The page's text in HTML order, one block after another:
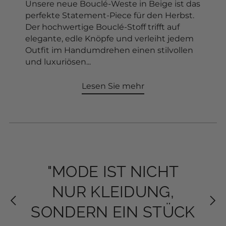
In den Warenkorb
Unsere neue Bouclé-Weste in Beige ist das
perfekte Statement-Piece für den Herbst.
Der hochwertige Bouclé-Stoff trifft auf
elegante, edle Knöpfe und verleiht jedem
Outfit im Handumdrehen einen stilvollen
und luxuriösen...
Lesen Sie mehr
"DEIN STIL ERZÄHLT
DEINE GESCHICHTE-
JEDEN TAG NEU"
"MODE IST NICHT
NUR KLEIDUNG,
SONDERN EIN STÜCK
"DEIN STIL ERZÄHLT
DEINE GESCHICHTE-
JEDEN TAG NEU"
"MODE IST NICHT
NUR KLEIDUNG,
SONDERN EIN STÜCK